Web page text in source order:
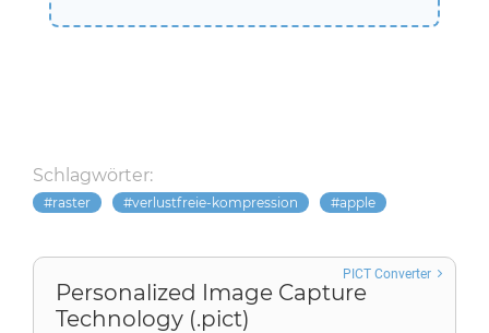
Schlagwörter:
raster verlustfreie-kompression apple
Personalized Image Capture
Technology (.pict)
PICT Converter